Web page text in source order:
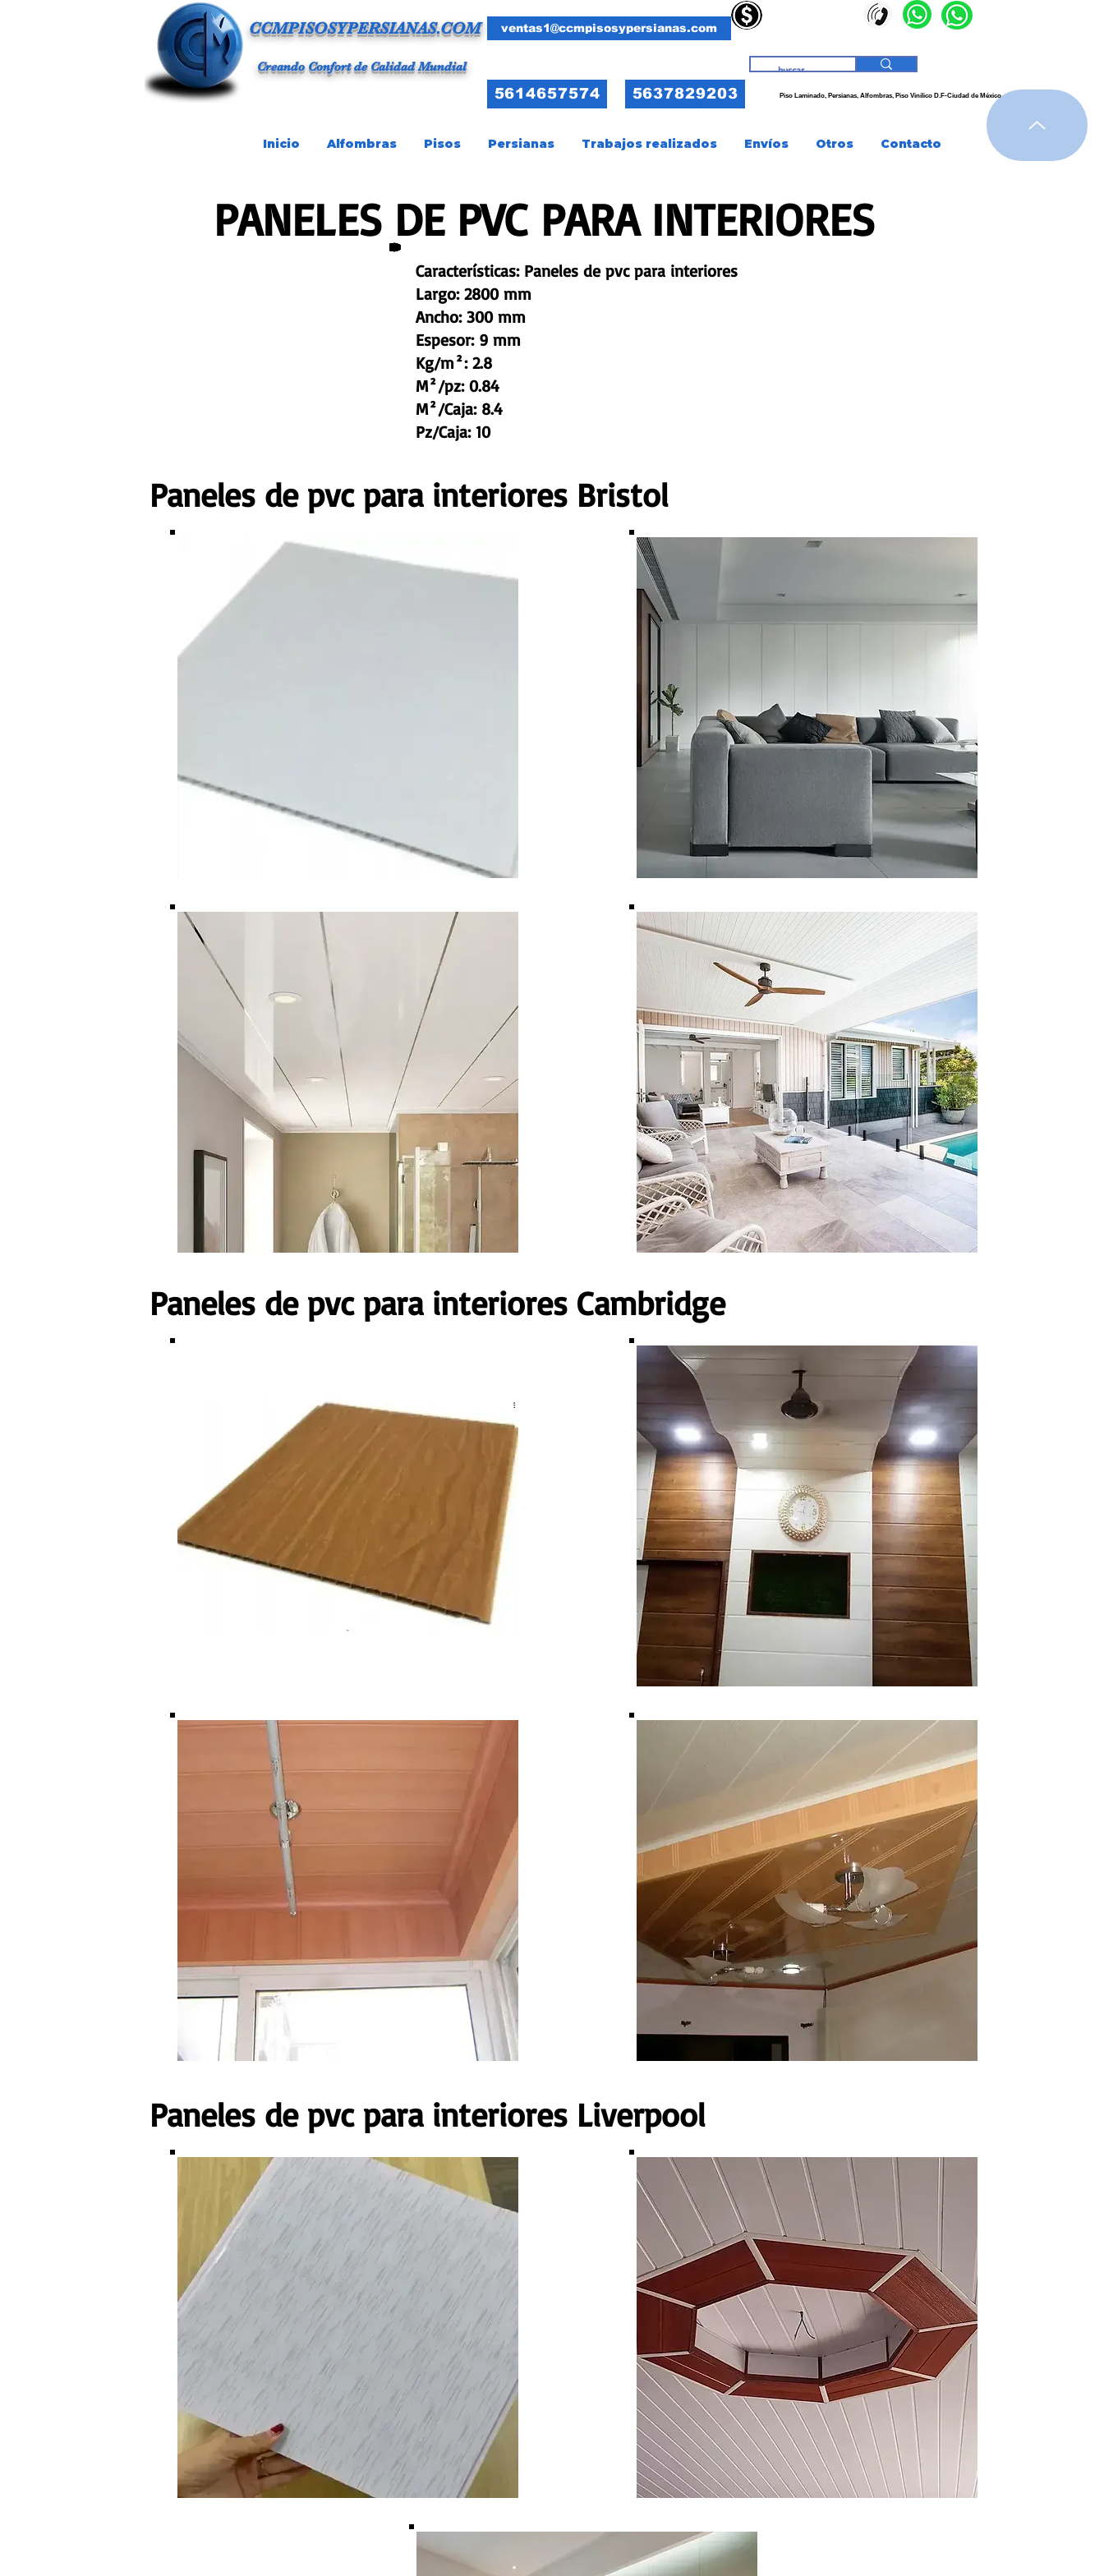
CCMPISOSYPERSIANAS.COM ventas1@ccmpisosypersianas.com
Creando Confort de Calidad Mundial
5614657574 5637829203 Piso Laminado, Persianas, Alfombras, Piso Vinílico D.F-Ciudad de México
Inicio Alfombras Pisos Persianas Trabajos realizados Envíos Otros Contacto
PANELES DE PVC PARA INTERIORES
Características: Paneles de pvc para interiores
Largo: 2800 mm
Ancho: 300 mm
Espesor: 9 mm
Kg/m²: 2.8
M²/pz: 0.84
M²/Caja: 8.4
Pz/Caja: 10
Paneles de pvc para interiores Bristol
Paneles de pvc para interiores Cambridge
Paneles de pvc para interiores Liverpool